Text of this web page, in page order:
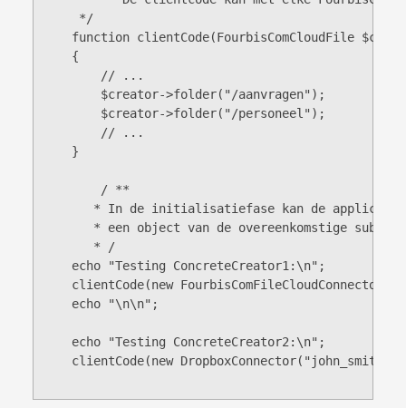
     */
function clientCode(FourbisComCloudFile
    {
        // ...
        $creator->folder("/aanvragen");
        $creator->folder("/personeel");
        // ...
    }
* In de initialisatiefase kan de
* een object van de overeenkomstige
       * /
    echo "Testing ConcreteCreator1:\n";
clientCode(new
    echo "\n\n";
    echo "Testing ConcreteCreator2:\n";
clientCode(new